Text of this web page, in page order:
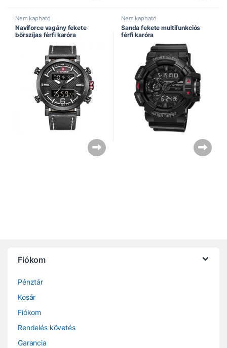
Nem kapható
Naviforce vagány fekete
bőrszíjas férfi karóra
Nem kapható
Sanda fekete multifunkciós
férfi karóra
Fiókom
Pénztár
Kosár
Fiókom
Rendelés követés
Garancia